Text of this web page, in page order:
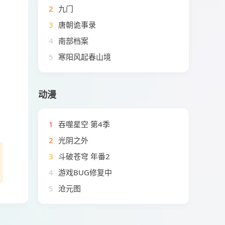
2 九门
3 唐朝诡事录
4 南部档案
5 寒阳风起春山境
动漫
1
吞噬星空 第4季
2 光阴之外
3 斗破苍穹 年番2
4 游戏BUG修复中
5 沧元图